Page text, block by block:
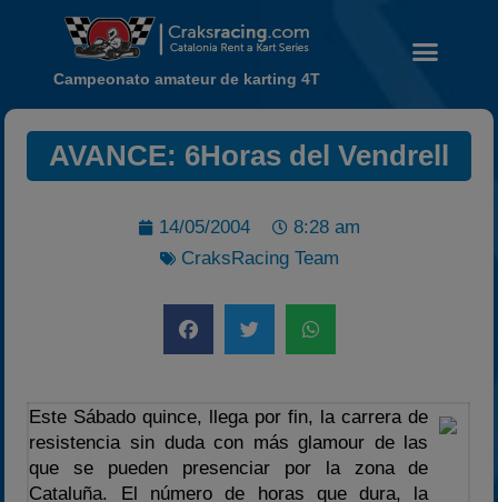
Calendario
Temporada 2026
Campeonato
2020-2021
2022
Campeonato amateur de karting 4T
AVANCE: 6Horas del Vendrell
14/05/2004
8:28 am
CraksRacing Team
Este Sábado quince, llega por fin, la carrera de
resistencia sin duda con más glamour de las
que se pueden presenciar por la zona de
Cataluña. El número de horas que dura, la